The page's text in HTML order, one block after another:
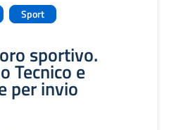
Sport
sportivo.
Tecnico e
per invio